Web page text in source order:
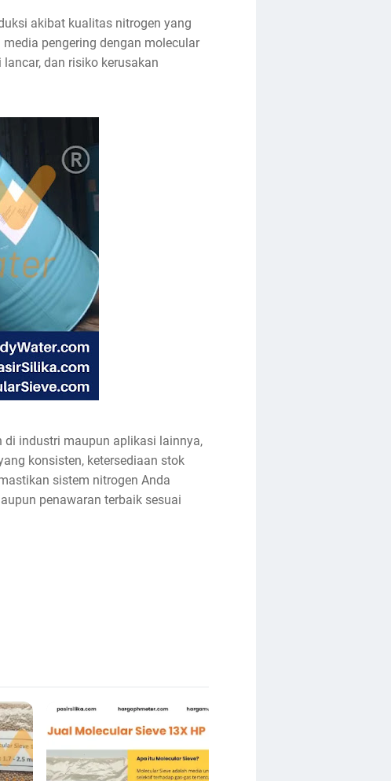
akibat kualitas nitrogen yang
pengering dengan molecular
dan risiko kerusakan
industri maupun aplikasi lainnya,
konsisten, ketersediaan stok
sistem nitrogen Anda
penawaran terbaik sesuai